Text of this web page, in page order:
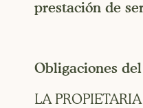
prestación de
Obligaciones
LA